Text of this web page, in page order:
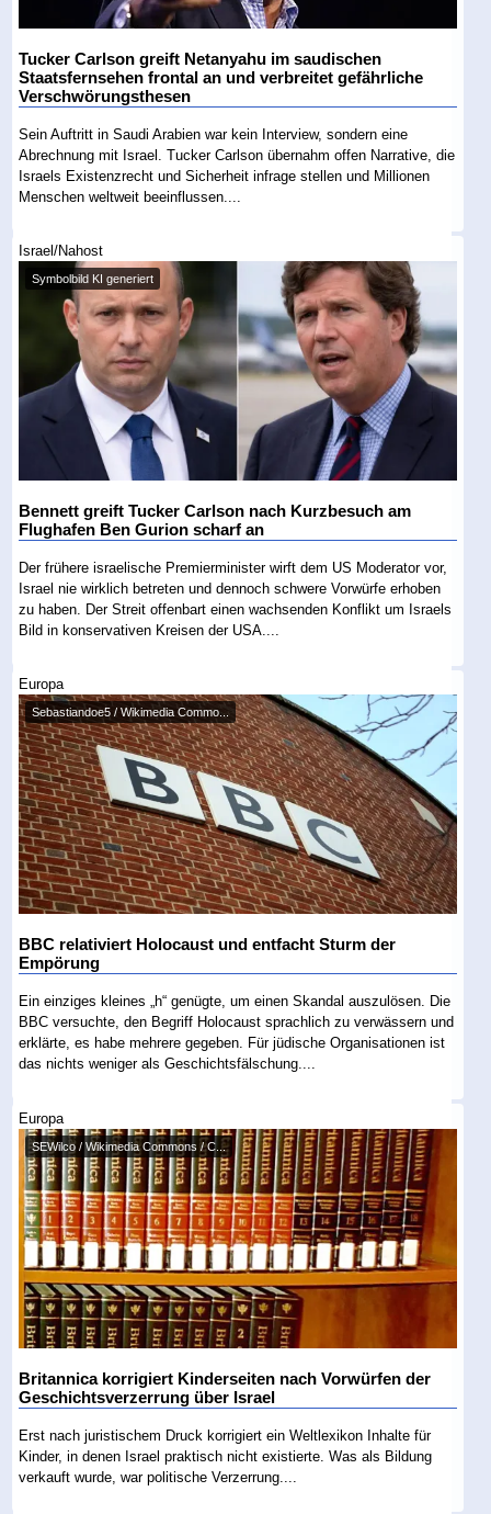
Tucker Carlson greift Netanyahu im saudischen
Staatsfernsehen frontal an und verbreitet gefährliche
Verschwörungsthesen
Sein Auftritt in Saudi Arabien war kein Interview, sondern eine
Abrechnung mit Israel. Tucker Carlson übernahm offen Narrative, die
Israels Existenzrecht und Sicherheit infrage stellen und Millionen
Menschen weltweit beeinflussen....
Israel/Nahost
Symbolbild KI generiert
Bennett greift Tucker Carlson nach Kurzbesuch am
Flughafen Ben Gurion scharf an
Der frühere israelische Premierminister wirft dem US Moderator vor,
Israel nie wirklich betreten und dennoch schwere Vorwürfe erhoben
zu haben. Der Streit offenbart einen wachsenden Konflikt um Israels
Bild in konservativen Kreisen der USA....
Europa
Sebastiandoe5 / Wikimedia Commo...
BBC relativiert Holocaust und entfacht Sturm der
Empörung
Ein einziges kleines „h“ genügte, um einen Skandal auszulösen. Die
BBC versuchte, den Begriff Holocaust sprachlich zu verwässern und
erklärte, es habe mehrere gegeben. Für jüdische Organisationen ist
das nichts weniger als Geschichtsfälschung....
Europa
SEWilco / Wikimedia Commons / C...
Britannica korrigiert Kinderseiten nach Vorwürfen der
Geschichtsverzerrung über Israel
Erst nach juristischem Druck korrigiert ein Weltlexikon Inhalte für
Kinder, in denen Israel praktisch nicht existierte. Was als Bildung
verkauft wurde, war politische Verzerrung....